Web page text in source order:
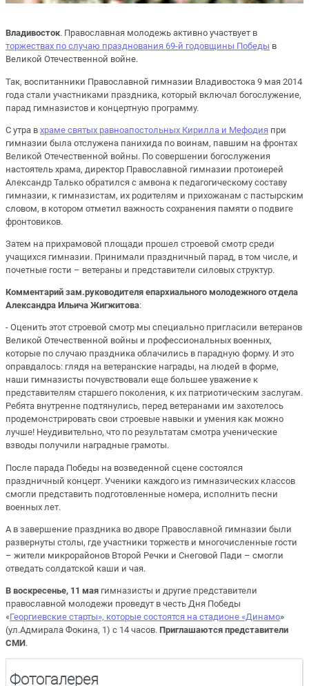
Владивосток. Православная молодежь активно участвует в
торжествах по случаю празднования 69-й годовщины Победы в
Великой Отечественной войне.
Так, воспитанники Православной гимназии Владивостока 9 мая 2014
года стали участниками праздника, который включал богослужение,
парад гимназистов и концертную программу.
С утра в храме святых равноапостольных Кирилла и Мефодия при
гимназии была отслужена панихида по воинам, павшим на фронтах
Великой Отечественной войны. По совершении богослужения
настоятель храма, директор Православной гимназии протоиерей
Александр Талько обратился с амвона к педагогическому составу
гимназии, к гимназистам, их родителям и прихожанам с пастырским
словом, в котором отметил важность сохранения памяти о подвиге
фронтовиков.
Затем на прихрамовой площади прошел строевой смотр среди
учащихся гимназии. Принимали праздничный парад, в том числе, и
почетные гости – ветераны и представители силовых структур.
Комментарий зам.руководителя епархиального молодежного отдела
Александра Ильича Жигжитова:
- Оценить этот строевой смотр мы специально пригласили ветеранов
Великой Отечественной войны и профессиональных военных,
которые по случаю праздника облачились в парадную форму. И это
оправдалось: глядя на ветеранские награды, на людей в форме,
наши гимназисты почувствовали еще большее уважение к
представителям старшего поколения, к их патриотическим заслугам.
Ребята внутренне подтянулись, перед ветеранами им захотелось
продемонстрировать свои строевые навыки и умения как можно
лучше! Неудивительно, что по результатам смотра ученические
взводы получили наградные грамоты.
После парада Победы на возведенной сцене состоялся
праздничный концерт. Ученики каждого из гимназических классов
смогли представить подготовленные номера, исполнить песни
военных лет.
А в завершение праздника во дворе Православной гимназии были
развернуты столы, где участники торжеств и многочисленные гости
– жители микрорайонов Второй Речки и Снеговой Пади – смогли
отведать солдатской каши и чая.
В воскресенье, 11 мая гимназисты и другие представители
православной молодежи проведут в честь Дня Победы
«Георгиевские старты», которые состоятся на стадионе «Динамо»
(ул.Адмирала Фокина, 1) с 14 часов. Приглашаются представители
СМИ.
Фотогалерея